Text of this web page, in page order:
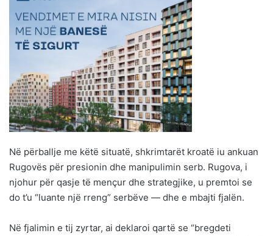
Në përballje me këtë situatë, shkrimtarët kroatë iu ankuan
Rugovës për presionin dhe manipulimin serb. Rugova, i
njohur për qasje të mençur dhe strategjike, u premtoi se
do t’u “luante një rreng” serbëve — dhe e mbajti fjalën.
Në fjalimin e tij zyrtar, ai deklaroi qartë se “bregdeti